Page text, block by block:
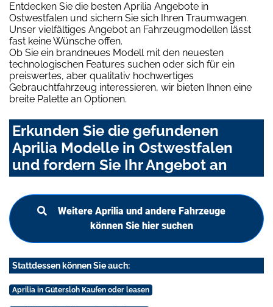
Entdecken Sie die besten Aprilia Angebote in
Ostwestfalen und sichern Sie sich Ihren Traumwagen.
Unser vielfältiges Angebot an Fahrzeugmodellen lässt
fast keine Wünsche offen.
Ob Sie ein brandneues Modell mit den neuesten
technologischen Features suchen oder sich für ein
preiswertes, aber qualitativ hochwertiges
Gebrauchtfahrzeug interessieren, wir bieten Ihnen eine
breite Palette an Optionen.
Erkunden Sie die gefundenen
Aprilia Modelle in Ostwestfalen
und fordern Sie Ihr Angebot an
Weitere Aprilia und andere Fahrzeuge
können Sie hier suchen
Stattdessen können Sie auch:
Aprilia in Gütersloh Kaufen oder leasen